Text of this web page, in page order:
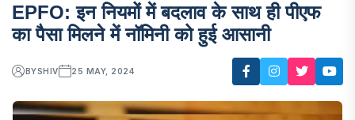
EPFO: इन नियमों में बदलाव के साथ ही पीएफ
का पैसा मिलने में नॉमिनी को हुई आसानी
BYSHIV 25 MAY, 2024